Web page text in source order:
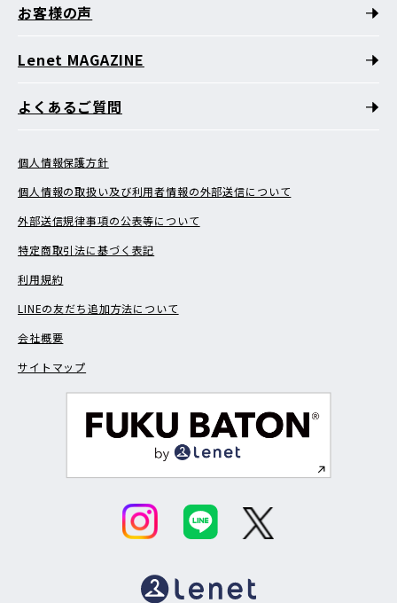
お客様の声
Lenet MAGAZINE
よくあるご質問
個人情報保護方針
個人情報の取扱い及び利用者情報の外部送信について
外部送信規律事項の公表等について
特定商取引法に基づく表記
利用規約
LINEの友だち追加方法について
会社概要
サイトマップ